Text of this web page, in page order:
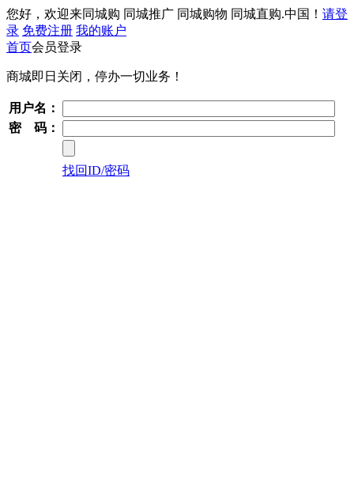
您好，欢迎来同城购 同城推广 同城购物 同城直购.中国！ 请登
录 免费注册 我的账户
首页会员登录
商城即日关闭，停办一切业务！
用户名：
密 码：
找回ID/密码